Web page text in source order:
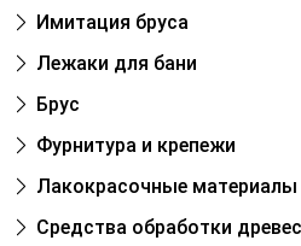
Имитация бруса
Лежаки для бани
Брус
Фурнитура и крепежи
Лакокрасочные материалы
Cредства обработки